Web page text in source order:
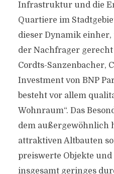
Infrastruktur und die
Quartiere im
dieser Dynamik
der Nachfrager gerecht
Cordts-Sanzenbacher,
Investment von BNP
besteht vor allem
Wohnraum“. Das
dem außergewöhnlich
attraktiven Altbauten
preiswerte Objekte
insgesamt geringes